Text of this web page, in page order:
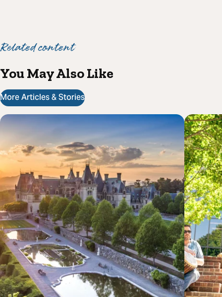
Related content
You May Also Like
More Articles & Stories